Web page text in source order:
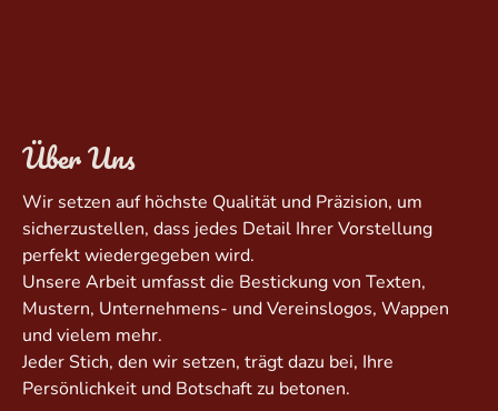
Über Uns
Wir setzen auf höchste Qualität und Präzision, um
sicherzustellen, dass jedes Detail Ihrer Vorstellung
perfekt wiedergegeben wird.
Unsere Arbeit umfasst die Bestickung von Texten,
Mustern, Unternehmens- und Vereinslogos, Wappen
und vielem mehr.
Jeder Stich, den wir setzen, trägt dazu bei, Ihre
Persönlichkeit und Botschaft zu betonen.